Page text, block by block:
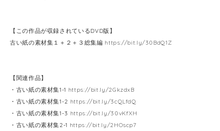
【この作品が収録されているDVD版】
古い紙の素材集１＋２＋３総集編 https://bit.ly/30BdQ1Z
【関連作品】
・古い紙の素材集1-1 https://bit.ly/2GkzdxB
・古い紙の素材集1-2 https://bit.ly/3cQLfdQ
・古い紙の素材集1-3 https://bit.ly/30vKfXH
・古い紙の素材集2-1 https://bit.ly/2HOscp7